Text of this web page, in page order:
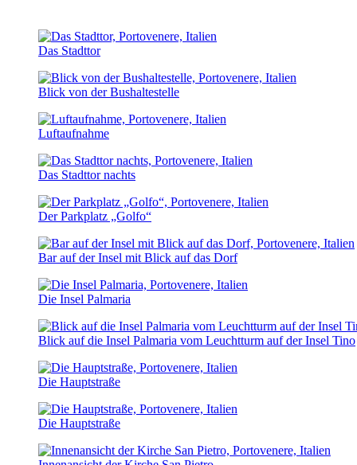
Das Stadttor
Blick von der Bushaltestelle
Luftaufnahme
Das Stadttor nachts
Der Parkplatz „Golfo“
Bar auf der Insel mit Blick auf das Dorf
Die Insel Palmaria
Blick auf die Insel Palmaria vom Leuchtturm auf der Insel Tino
Die Hauptstraße
Die Hauptstraße